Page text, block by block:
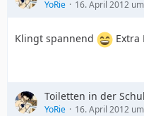
YoRie 16. April 2012
Klingt spannend Extra
Toiletten in der
YoRie 16. April 2012